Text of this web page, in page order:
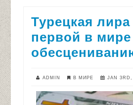
Турецкая лира
первой в
ADMIN В МИРЕ JAN 3RD,